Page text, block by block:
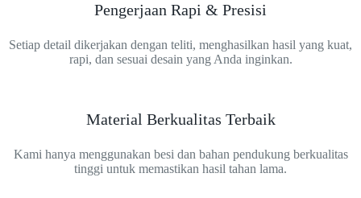
Pengerjaan Rapi & Presisi
Setiap detail dikerjakan dengan teliti, menghasilkan hasil yang kuat,
rapi, dan sesuai desain yang Anda inginkan.
Material Berkualitas Terbaik
Kami hanya menggunakan besi dan bahan pendukung berkualitas
tinggi untuk memastikan hasil tahan lama.